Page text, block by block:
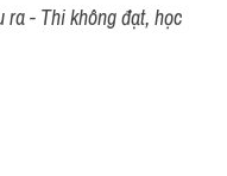
- Thi không đạt, học